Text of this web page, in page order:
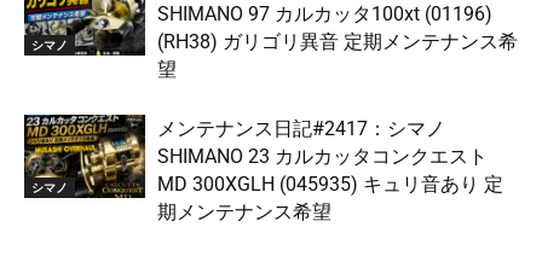
シマノ
SHIMANO 97 カルカッタ100xt (01196)
(RH38) ガリゴリ異音 定期メンテナンス希
望
シマノ
メンテナンス日記#2417：シマノ
SHIMANO 23 カルカッタコンクエスト
MD 300XGLH (045935) キュリ音あり 定
期メンテナンス希望